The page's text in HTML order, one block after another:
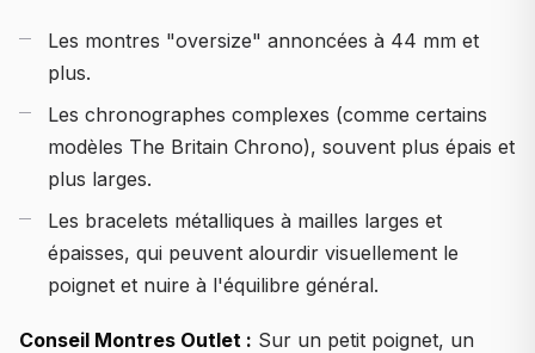
Les montres "oversize" annoncées à 44 mm et
plus.
Les chronographes complexes (comme certains
modèles The Britain Chrono), souvent plus épais et
plus larges.
Les bracelets métalliques à mailles larges et
épaisses, qui peuvent alourdir visuellement le
poignet et nuire à l'équilibre général.
Conseil Montres Outlet : Sur un petit poignet, un